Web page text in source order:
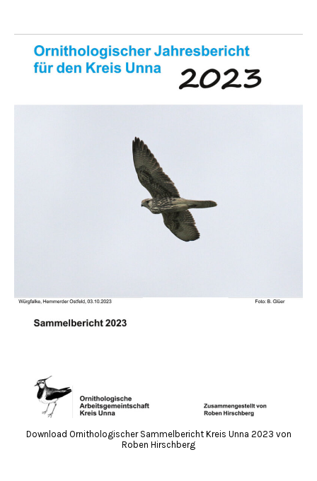
Download Ornithologischer Sammelbericht Kreis Unna 2023 von
Roben Hirschberg